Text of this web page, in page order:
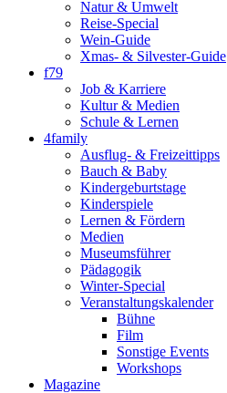
Natur & Umwelt
Reise-Special
Wein-Guide
Xmas- & Silvester-Guide
f79
Job & Karriere
Kultur & Medien
Schule & Lernen
4family
Ausflug- & Freizeittipps
Bauch & Baby
Kindergeburtstage
Kinderspiele
Lernen & Fördern
Medien
Museumsführer
Pädagogik
Winter-Special
Veranstaltungskalender
Bühne
Film
Sonstige Events
Workshops
Magazine